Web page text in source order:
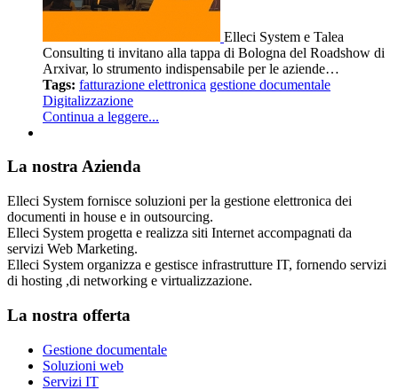
Elleci System e Talea
Consulting ti invitano alla tappa di Bologna del Roadshow di
Arxivar, lo strumento indispensabile per le aziende…
Tags: fatturazione elettronica gestione documentale
Digitalizzazione
Continua a leggere...
La nostra Azienda
Elleci System fornisce soluzioni per la gestione elettronica dei
documenti in house e in outsourcing.
Elleci System progetta e realizza siti Internet accompagnati da
servizi Web Marketing.
Elleci System organizza e gestisce infrastrutture IT, fornendo servizi
di hosting ,di networking e virtualizzazione.
La nostra offerta
Gestione documentale
Soluzioni web
Servizi IT